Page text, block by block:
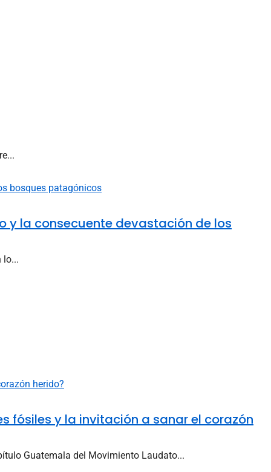
y la consecuente devastación de los
lo...
fósiles y la invitación a sanar el corazón
Guatemala del Movimiento Laudato...